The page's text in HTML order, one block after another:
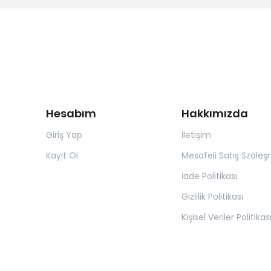
Hesabım
Giriş Yap
Kayıt Ol
Hakkımızda
İletişim
Mesafeli Satış
İade Politikası
Gizlilik Politikası
Kişisel Veriler Politikası